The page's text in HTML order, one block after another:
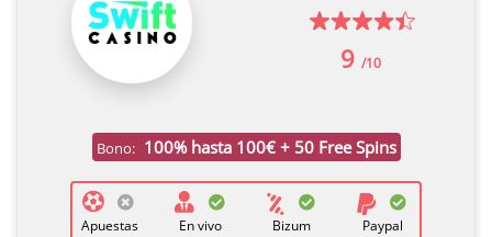
9 /10
Bono: 100% hasta 100€ + 50 Free Spins
Apuestas En vivo Bizum Paypal